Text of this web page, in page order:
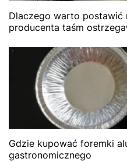
Dlaczego warto postawić
producenta taśm
Gdzie kupować foremki
gastronomicznego